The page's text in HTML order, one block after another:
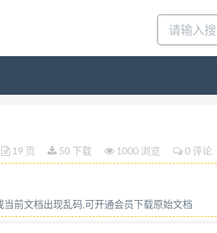
标准 BB/T0085—2021 二元包装囊
发布 刮涂层套真伤 BB/T0085—2021
限值 5.6 微生物限度 6试验方法 6.1
7.3 型式检验 13 7.4 抽样与判定 14
T1.1一2020《标准化工作导则第1
口。 本文件起草单位：中山市美
19 页 50 下载 1000 浏览 0 评论
前文档出现乱码,可开通会员下载原始文档